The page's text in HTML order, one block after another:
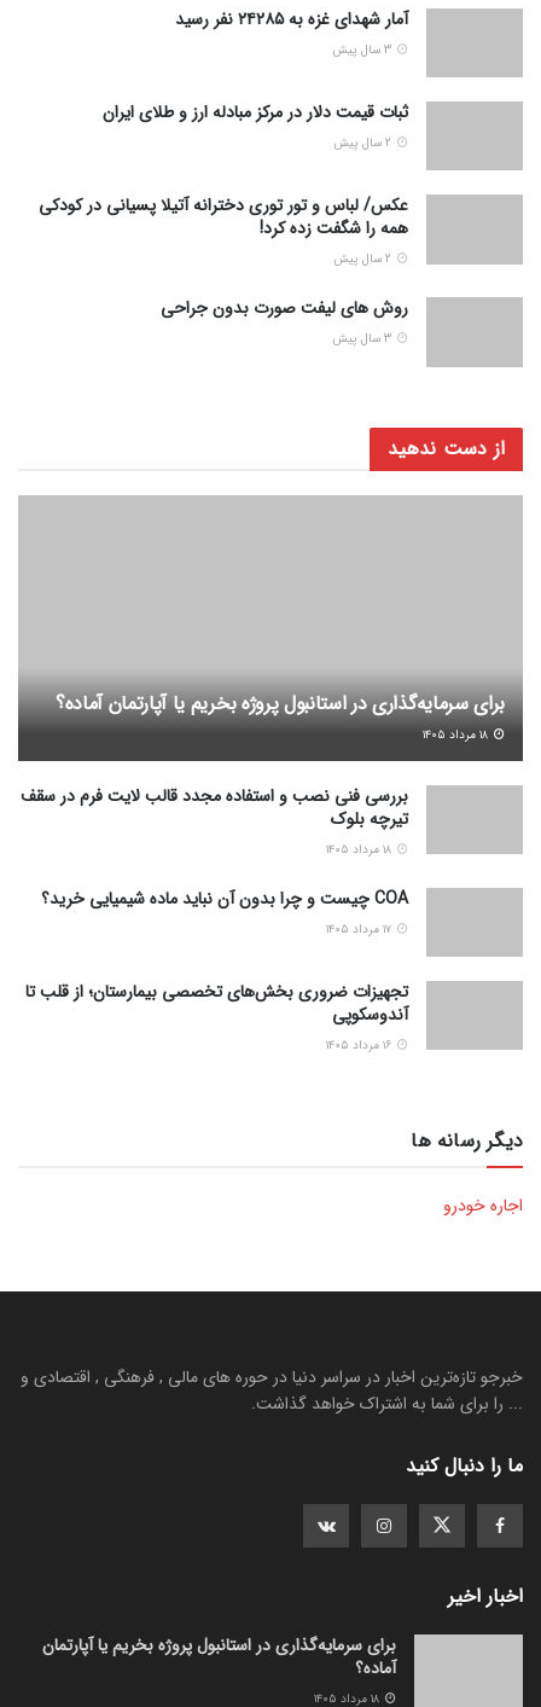
آمار شهدای غزه به ۲۴۲۸۵ نفر رسید
ثبات قیمت دلار در مرکز مبادله ارز و طلای ایران
عکس/ لباس و تور توری دخترانه آتیلا پسیانی در کودکی
همه را شگفت زده کرد!
روش های لیفت صورت بدون جراحی
از دست ندهید
برای سرمایه‌گذاری در استانبول پروژه بخریم یا آپارتمان آماده؟
بررسی فنی نصب و استفاده مجدد قالب لایت فرم در سقف
تیرچه بلوک
COA چیست و چرا بدون آن نباید ماده شیمیایی خرید؟
تجهیزات ضروری بخش‌های تخصصی بیمارستان؛ از قلب تا
آندوسکوپی
دیگر رسانه ها
اجاره خودرو
خبرجو تازه‌ترین اخبار در سراسر دنیا در حوره های مالی , فرهنگی , اقتصادی و
... را برای شما به اشتراک خواهد گذاشت.
ما را دنبال کنید
اخبار اخیر
برای سرمایه‌گذاری در استانبول پروژه بخریم یا آپارتمان
آماده؟